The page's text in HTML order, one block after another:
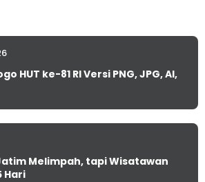
HUT ke-81 RI Versi PNG, JPG, AI,
Melimpah, tapi Wisatawan
Hari